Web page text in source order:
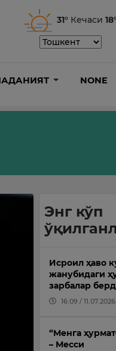
31° Кечаси
NONE
Энг кўп
Исроил ҳаво
жанубидаги
зарбалар
16:09 / 11.07.2026
“Менга
– Месси